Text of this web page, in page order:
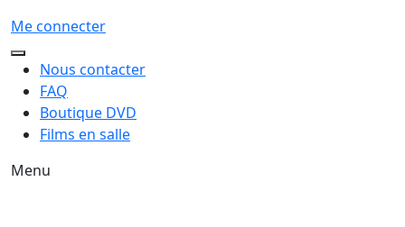
Me connecter
Nous contacter
FAQ
Boutique DVD
Films en salle
Menu